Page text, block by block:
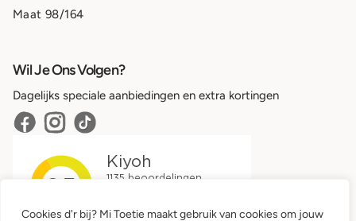
Cookies d'r bij? Mi Toetie maakt gebruik van cookies om jouw
Maat 98/164
Wil Je Ons Volgen?
Dagelijks speciale aanbiedingen en extra kortingen